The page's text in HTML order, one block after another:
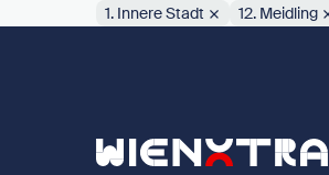
Aktive Filter:
1. Innere Stadt 12. Meidling
Zurück zur Startseite